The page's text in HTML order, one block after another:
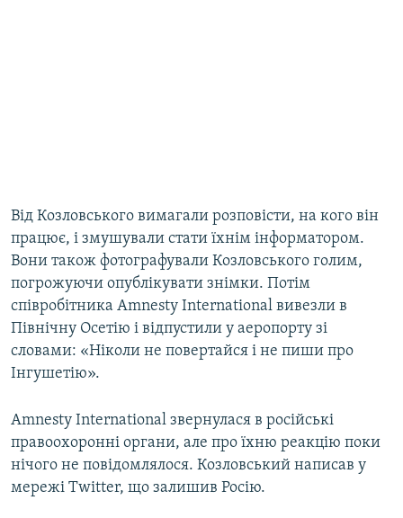
Від Козловського вимагали розповісти, на кого він
працює, і змушували стати їхнім інформатором.
Вони також фотографували Козловського голим,
погрожуючи опублікувати знімки. Потім
співробітника Amnesty International вивезли в
Північну Осетію і відпустили у аеропорту зі
словами: «Ніколи не повертайся і не пиши про
Інгушетію».
Amnesty International звернулася в російські
правоохоронні органи, але про їхню реакцію поки
нічого не повідомлялося. Козловський написав у
мережі Twitter, що залишив Росію.